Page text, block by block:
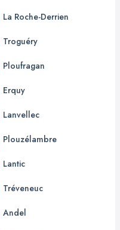
La Roche-Derrien
Troguéry
Ploufragan
Erquy
Lanvellec
Plouzélambre
Lantic
Tréveneuc
Andel